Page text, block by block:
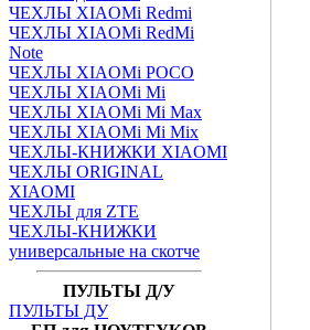
ЧЕХЛЫ XIAOMi Redmi
ЧЕХЛЫ XIAOMi RedMi
Note
ЧЕХЛЫ XIAOMi POCO
ЧЕХЛЫ XIAOMi Mi
ЧЕХЛЫ XIAOMi Mi Max
ЧЕХЛЫ XIAOMi Mi Mix
ЧЕХЛЫ-КНИЖКИ XIAOMI
ЧЕХЛЫ ORIGINAL
XIAOMI
ЧЕХЛЫ для ZTE
ЧЕХЛЫ-КНИЖКИ
универсальные на скотче
ПУЛЬТЫ Д/У
ПУЛЬТЫ ДУ